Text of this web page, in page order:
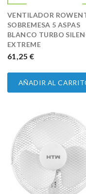
VENTILADOR
SOBREMESA 5 ASPAS
BLANCO TURBO
EXTREME
PRECIO
61,25 €
AÑADIR AL